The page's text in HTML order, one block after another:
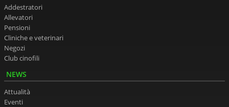
Addestratori
Allevatori
Pensioni
Cliniche e veterinari
Negozi
Club cinofili
NEWS
Attualità
Eventi